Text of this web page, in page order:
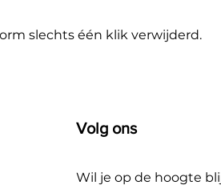
slechts één klik verwijderd.
Volg ons
Wil je op de hoogte